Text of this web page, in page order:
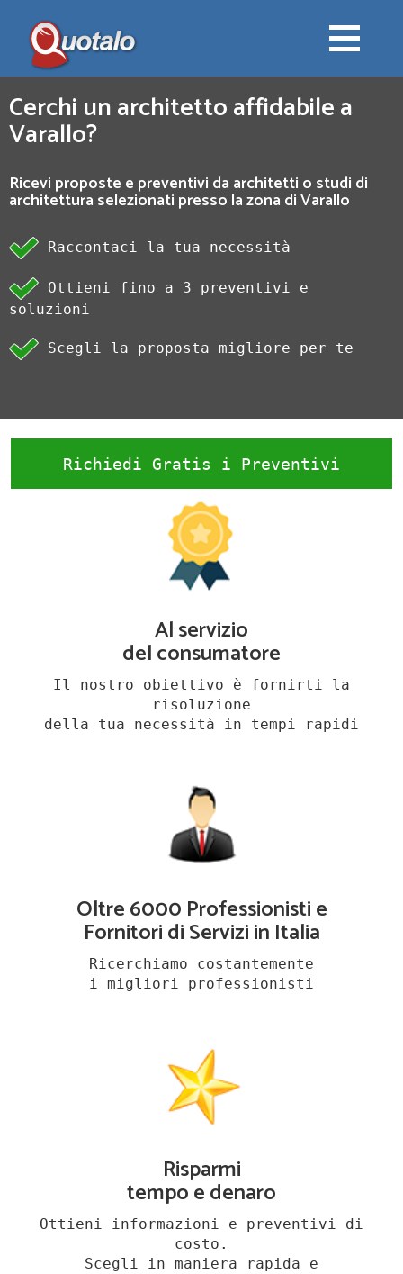
Cerchi un architetto affidabile a
Varallo?
Ricevi proposte e preventivi da architetti o studi di
architettura selezionati presso la zona di Varallo
Raccontaci la tua necessità
Ottieni fino a 3 preventivi e
soluzioni
Scegli la proposta migliore per te
Richiedi Gratis i Preventivi
Al servizio
del consumatore
Il nostro obiettivo è fornirti la
risoluzione
della tua necessità in tempi rapidi
Oltre 6000 Professionisti e
Fornitori di Servizi in Italia
Ricerchiamo costantemente
i migliori professionisti
Risparmi
tempo e denaro
Ottieni informazioni e preventivi di
costo.
Scegli in maniera rapida e